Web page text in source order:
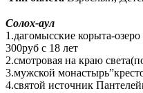
Солох-аул
1.дагомысские корыта-
300руб с 18 лет
2.смотровая на краю
3.мужской
4.святой источник